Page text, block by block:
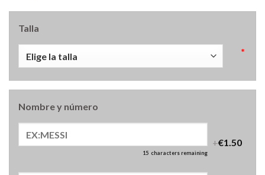
Talla
*
Nombre y número
15 characters remaining
+€1.50